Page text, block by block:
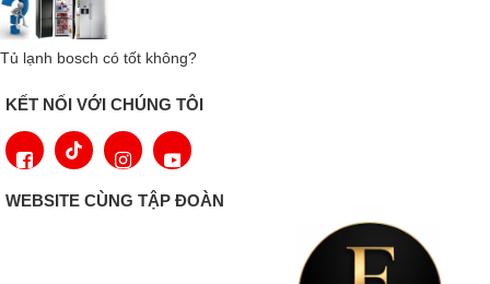
đường nét tinh tế cùng tay nắm ẩn hiện đại phù hợp với mọi
Tủ lạnh bosch có tốt không?
KẾT NỐI VỚI CHÚNG TÔI
WEBSITE CÙNG TẬP ĐOÀN